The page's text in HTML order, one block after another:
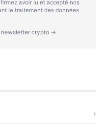
avoir lu et accepté nos
le traitement des données
newsletter crypto →